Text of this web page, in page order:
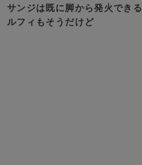
サンジは既に脚から発火できる
ルフィもそうだけど